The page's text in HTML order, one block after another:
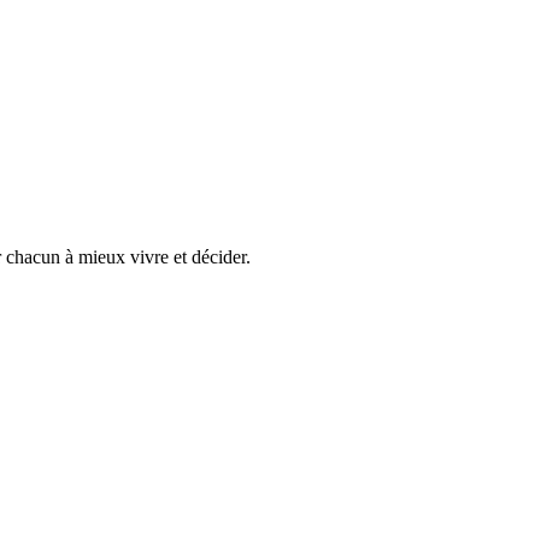
à mieux vivre et décider.